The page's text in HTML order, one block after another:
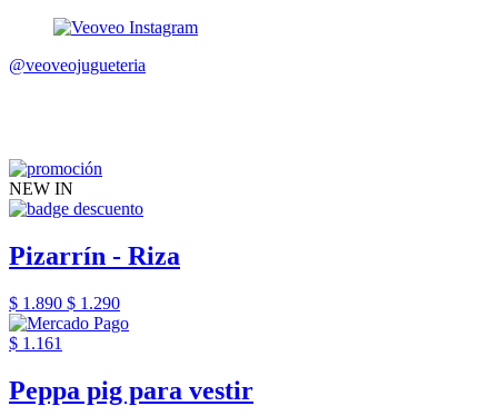
@veoveojugueteria
NEW IN
Pizarrín - Riza
$ 1.890 $ 1.290
$ 1.161
Peppa pig para vestir